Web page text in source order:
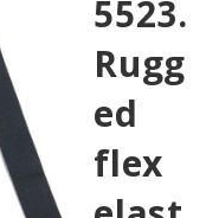
5523.
Rugg
ed
flex